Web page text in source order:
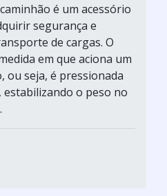
é um acessório
segurança e
de cargas. O
em que aciona um
ou seja, é pressionada
o peso no